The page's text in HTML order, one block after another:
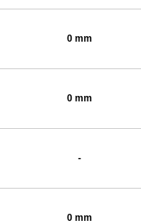
0 mm
0 mm
-
0 mm